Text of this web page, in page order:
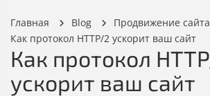
Главная Blog
Продвижение сайта
Как протокол HTTP/2 ускорит ваш сайт
Как протокол
ускорит ваш сайт